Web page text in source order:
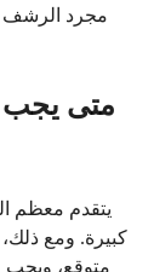
مجرد الرشف
متى يجب
يتقدم معظم
كبيرة. ومع
متوقع، ويجب